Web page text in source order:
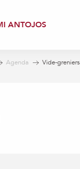
ANTOJOS
Agenda Vide-greniers